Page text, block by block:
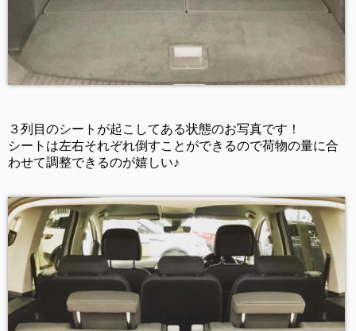
３列目のシートが起こしてある状態のお写真です！
シートは左右それぞれ倒すことができるので荷物の量に合
わせて調整できるのが嬉しい♪